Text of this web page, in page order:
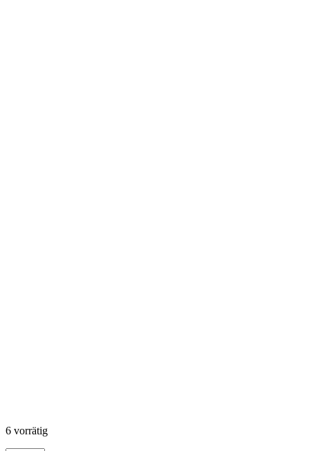
6 vorrätig